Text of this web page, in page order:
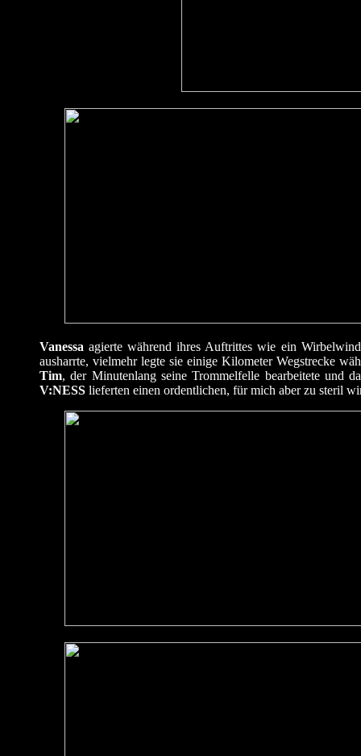
Vanessa agierte während ihres Auftrittes wie ein
ausharrte, vielmehr legte sie einige Kilometer Wegstrecke
Tim, der Minutenlang seine Trommelfelle bearbeitete und
V:NESS lieferten einen ordentlichen, für mich aber zu steril